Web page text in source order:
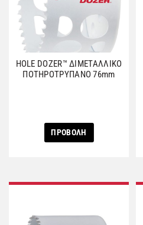
HOLE DOZER™ ΔΙΜΕΤΑΛΛΙΚΟ
ΠΟΤΗΡΟΤΡΥΠΑΝΟ 76mm
ΠΡΟΒΟΛΗ